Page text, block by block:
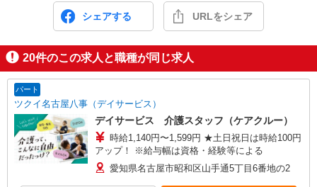
シェアする URLをシェア
20件のこの求人と職種が同じ求人
パート
ツクイ名古屋八事（デイサービス）
デイサービス 介護スタッフ（ケアクルー）
時給1,140円〜1,599円 ★土日祝日は時給100円
アップ！ ※給与幅は資格・経験等による
愛知県名古屋市昭和区山手通5丁目6番地の2